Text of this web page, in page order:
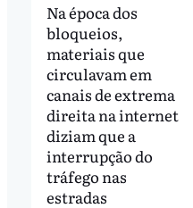
Na época dos
bloqueios,
materiais que
circulavam em
canais de extrema
direita na internet
diziam que a
interrupção do
tráfego nas
estradas